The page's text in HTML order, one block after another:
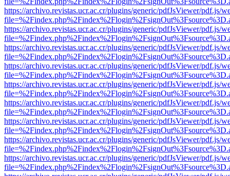
https://archivo.revistas.ucr.ac.cr/plugins/generic/pdfJsViewer/pdf.js/
https://archivo.revistas.ucr.ac.cr/plugins/generic/pdfJsViewer/pdf.js/
https://archivo.revistas.ucr.ac.cr/plugins/generic/pdfJsViewer/pdf.js/
https://archivo.revistas.ucr.ac.cr/plugins/generic/pdfJsViewer/pdf.js/
https://archivo.revistas.ucr.ac.cr/plugins/generic/pdfJsViewer/pdf.js/
https://archivo.revistas.ucr.ac.cr/plugins/generic/pdfJsViewer/pdf.js/
https://archivo.revistas.ucr.ac.cr/plugins/generic/pdfJsViewer/pdf.js/
https://archivo.revistas.ucr.ac.cr/plugins/generic/pdfJsViewer/pdf.js/
https://archivo.revistas.ucr.ac.cr/plugins/generic/pdfJsViewer/pdf.js/